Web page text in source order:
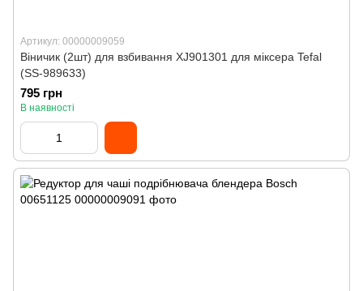
Артикул: 00000009059
Віничик (2шт) для взбивання XJ901301 для міксера Tefal
(SS-989633)
795 грн
В наявності